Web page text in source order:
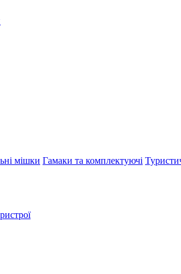
мішки Гамаки та комплектуючі